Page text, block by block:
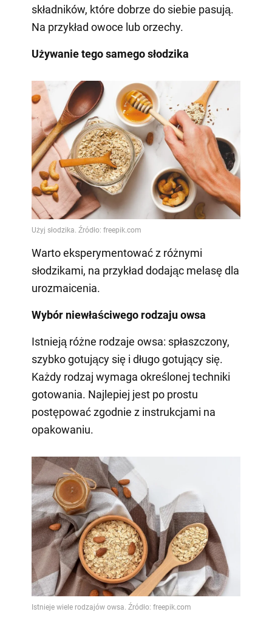
składników, które dobrze do siebie pasują.
Na przykład owoce lub orzechy.
Używanie tego samego słodzika
Warto eksperymentować z różnymi
słodzikami, na przykład dodając melasę dla
urozmaicenia.
Wybór niewłaściwego rodzaju owsa
Istnieją różne rodzaje owsa: spłaszczony,
szybko gotujący się i długo gotujący się.
Każdy rodzaj wymaga określonej techniki
gotowania. Najlepiej jest po prostu
postępować zgodnie z instrukcjami na
opakowaniu.